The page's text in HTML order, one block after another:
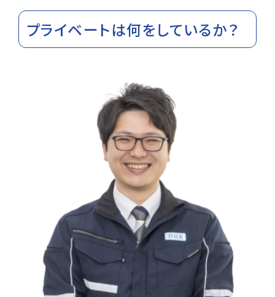
プライベートは何をしているか？